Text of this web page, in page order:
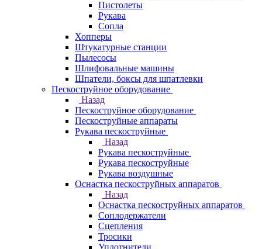
Пистолеты
Рукава
Сопла
Хопперы
Штукатурные станции
Пылесосы
Шлифовальные машины
Шпатели, боксы для шпатлевки
Пескоструйное оборудование
Назад
Пескоструйное оборудование
Пескоструйные аппараты
Рукава пескоструйные
Назад
Рукава пескоструйные
Рукава пескоструйные
Рукава воздушные
Оснастка пескоструйных аппаратов
Назад
Оснастка пескоструйных аппаратов
Соплодержатели
Сцепления
Тросики
Уплотнители